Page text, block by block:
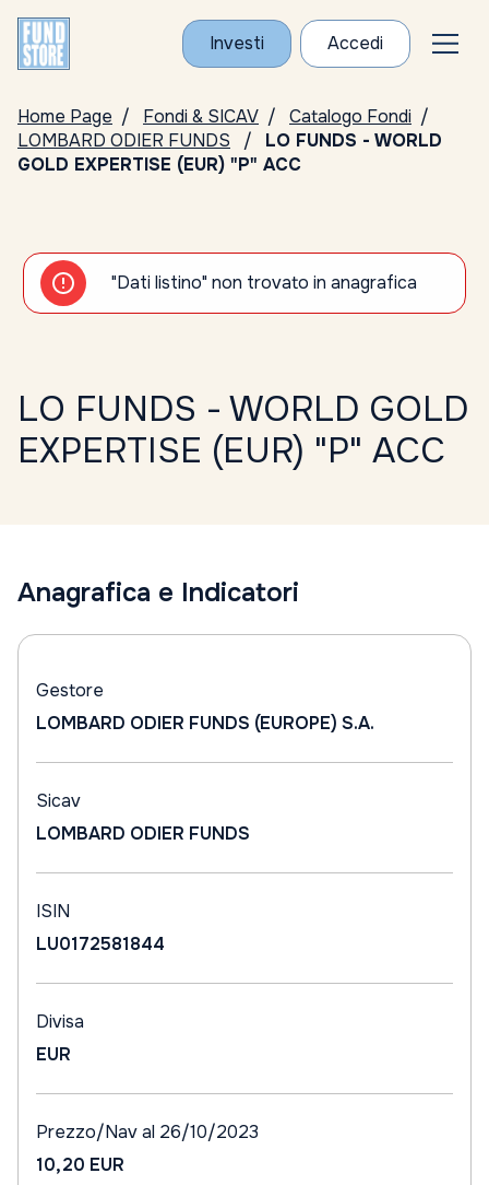
Investi Accedi
Home Page Fondi & SICAV
Catalogo Fondi
LOMBARD ODIER FUNDS
LO FUNDS - WORLD
GOLD EXPERTISE (EUR) "P" ACC
"Dati listino" non trovato in anagrafica
LO FUNDS - WORLD GOLD
EXPERTISE (EUR) "P" ACC
Anagrafica e Indicatori
Gestore
LOMBARD ODIER FUNDS (EUROPE) S.A.
Sicav
LOMBARD ODIER FUNDS
ISIN
LU0172581844
Divisa
EUR
Prezzo/Nav al 26/10/2023
10,20 EUR